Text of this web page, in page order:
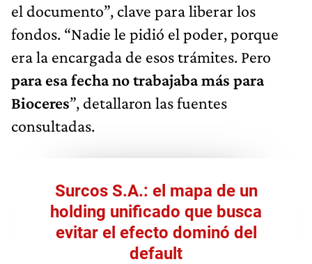
el documento”, clave para liberar los
fondos. “Nadie le pidió el poder, porque
era la encargada de esos trámites. Pero
para esa fecha no trabajaba más para
Bioceres”, detallaron las fuentes
consultadas.
Surcos S.A.: el mapa de un
holding unificado que busca
evitar el efecto dominó del
default